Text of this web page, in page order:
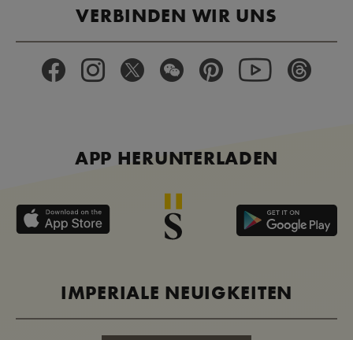
VERBINDEN WIR UNS
APP HERUNTERLADEN
IMPERIALE NEUIGKEITEN